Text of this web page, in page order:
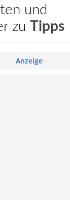
zu Tipps
Anzeige